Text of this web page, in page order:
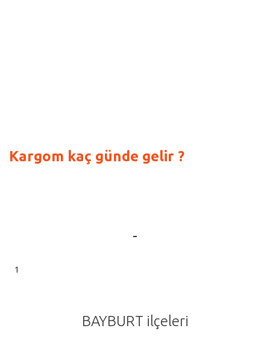
Kargom kaç günde gelir ?
-
1
BAYBURT ilçeleri